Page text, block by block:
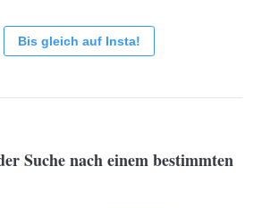
Bis gleich auf Insta!
Suche nach einem bestimmten